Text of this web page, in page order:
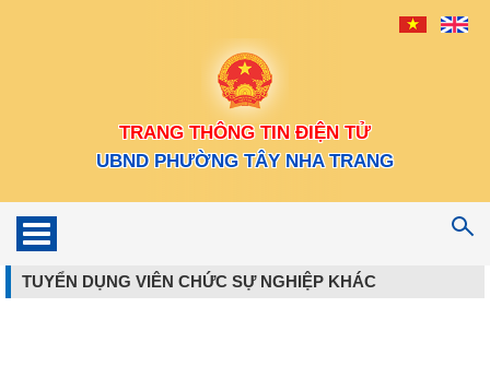
TRANG THÔNG TIN ĐIỆN TỬ
UBND PHƯỜNG TÂY NHA TRANG
Toggle
navigation
TUYỂN DỤNG VIÊN CHỨC SỰ NGHIỆP KHÁC